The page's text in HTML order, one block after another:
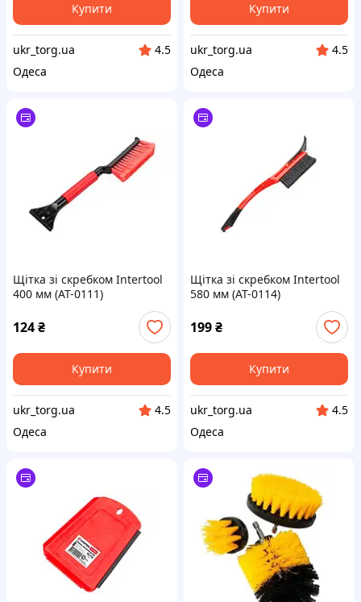
Купити
ukr_torg.ua
4.5
Одеса
Купити
ukr_torg.ua
4.5
Одеса
Щітка зі скребком Intertool
400 мм (AT-0111)
124₴
Купити
ukr_torg.ua
4.5
Одеса
Щітка зі скребком Intertool
580 мм (AT-0114)
199₴
Купити
ukr_torg.ua
4.5
Одеса